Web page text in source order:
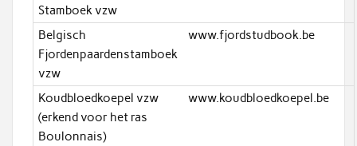
Stamboek vzw
Belgisch
Fjordenpaardenstamboek
vzw
www.fjordstudbook.be
Koudbloedkoepel vzw
(erkend voor het ras
Boulonnais)
www.koudbloedkoepel.be